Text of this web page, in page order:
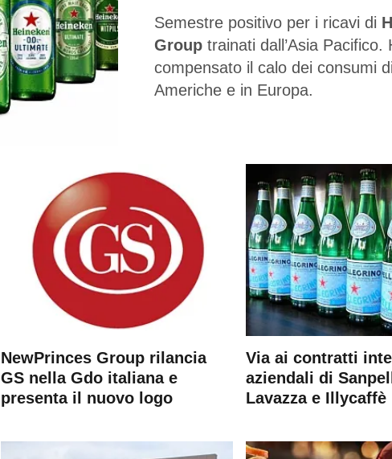
Semestre positivo per i ricavi di
Group trainati dall’Asia Pacifico.
compensato il calo dei consumi
Americhe e in Europa.
NewPrinces Group rilancia
GS nella Gdo italiana e
presenta il nuovo logo
Via ai contratti
aziendali di
Lavazza e Illycaffè